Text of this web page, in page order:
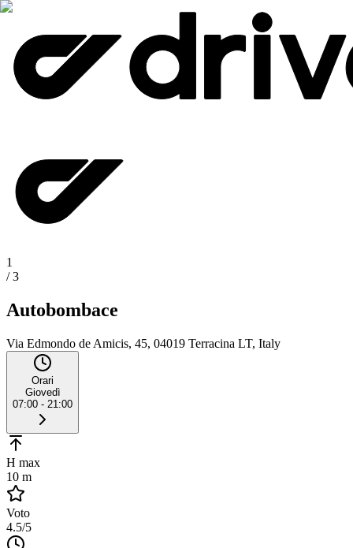
1
/3
Autobombace
Via Edmondo de Amicis, 45, 04019 Terracina LT, Italy
Orari
Giovedì
07:00 - 21:00
H max
10 m
Voto
4.5/5